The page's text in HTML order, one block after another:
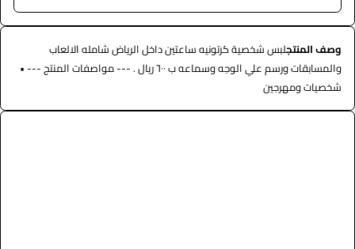
وصف المنتجلبس شخصية كرتونيه ساعتين داخل الرياض شامله الالعاب
والمسابقات ورسم علي الوجه وسماعه ب ٦٠٠ ريال . --- مواصفات المنتج --- •
شخصيات ومهرجين